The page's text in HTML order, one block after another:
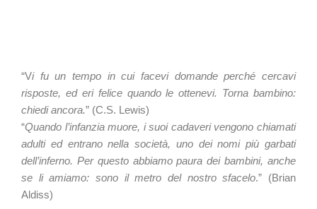
“Vi fu un tempo in cui facevi domande perché cercavi
risposte, ed eri felice quando le ottenevi. Torna bambino:
chiedi ancora.” (C.S. Lewis)
“Quando l’infanzia muore, i suoi cadaveri vengono chiamati
adulti ed entrano nella società, uno dei nomi più garbati
dell’inferno. Per questo abbiamo paura dei bambini, anche
se li amiamo: sono il metro del nostro sfacelo.” (Brian
Aldiss)